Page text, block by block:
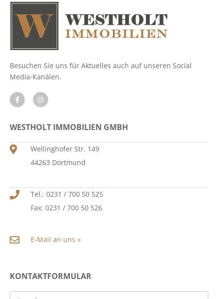
Besuchen Sie uns für Aktuelles auch auf unseren Social
Media-Kanälen.
WESTHOLT IMMOBILIEN GMBH
Wellinghofer Str. 149
44263 Dortmund
Tel.: 0231 / 700 50 525
Fax: 0231 / 700 50 526
E-Mail an uns »
KONTAKTFORMULAR